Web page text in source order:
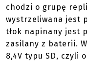
chodzi o grupę
wystrzeliwana jest
tłok napinany jest
zasilany z baterii.
8,4V typu SD, czyli